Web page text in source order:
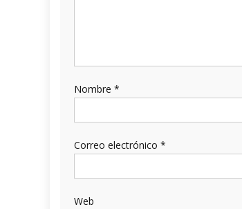
Nombre *
Correo electrónico *
Web